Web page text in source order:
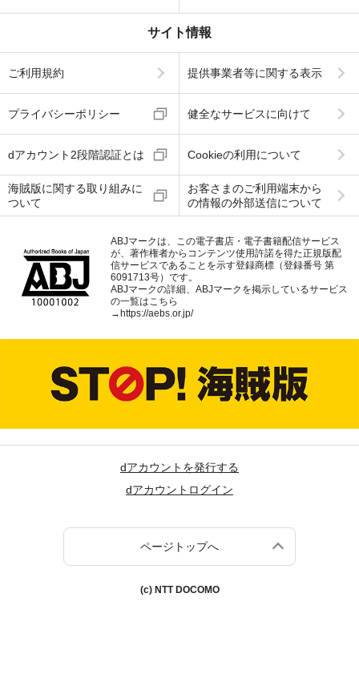
サイト情報
ご利用規約 提供事業者等に関する表示
プライバシーポリシー 健全なサービスに向けて
dアカウント2段階認証とは Cookieの利用について
海賊版に関する取り組みに
ついて
お客さまのご利用端末から
の情報の外部送信について
ABJマークは、この電子書店・電子書籍配信サービス
が、著作権者からコンテンツ使用許諾を得た正規版配
信サービスであることを示す登録商標（登録番号 第
6091713号）です。
ABJマークの詳細、ABJマークを掲示しているサービス
の一覧はこちら
→https://aebs.or.jp/
dアカウントを発行する
dアカウントログイン
ページトップへ
(c) NTT DOCOMO